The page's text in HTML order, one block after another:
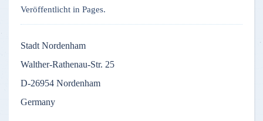
Veröffentlicht in Pages.
Stadt Nordenham
Walther-Rathenau-Str. 25
D-26954 Nordenham
Germany